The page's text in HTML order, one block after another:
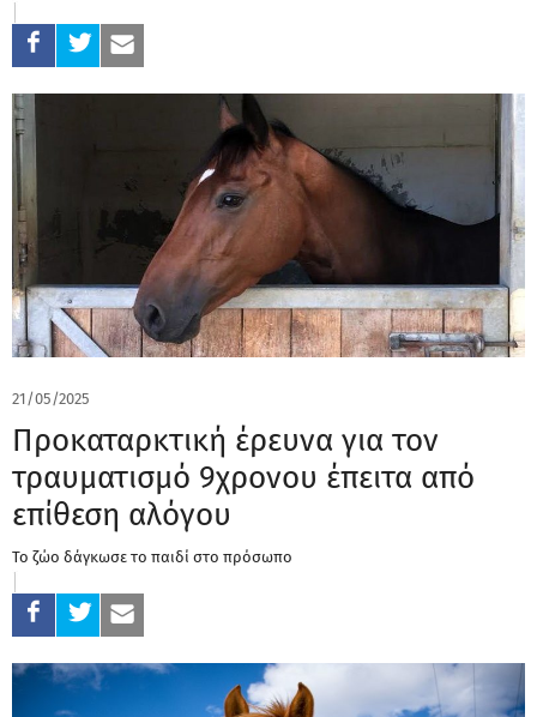
21/05/2025
Προκαταρκτική έρευνα για τον
τραυματισμό 9χρονου έπειτα από
επίθεση αλόγου
Το ζώο δάγκωσε το παιδί στο πρόσωπο